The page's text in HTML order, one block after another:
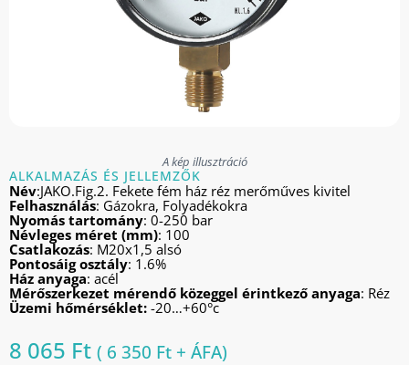
A kép illusztráció
ALKALMAZÁS ÉS JELLEMZŐK
Név:JAKO.Fig.2. Fekete fém ház réz merőműves kivitel
Felhasználás: Gázokra, Folyadékokra
Nyomás tartomány: 0-250 bar
Névleges méret (mm): 100
Csatlakozás: M20x1,5 alsó
Pontosáig osztály: 1.6%
Ház anyaga: acél
Mérőszerkezet mérendő közeggel érintkező anyaga: Réz
Üzemi hőmérséklet: -20…+60°c
8 065 Ft ( 6 350 Ft + ÁFA)